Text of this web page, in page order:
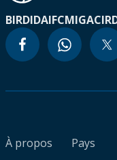
BIRDIDAIFCMIGA
À propos
Pays